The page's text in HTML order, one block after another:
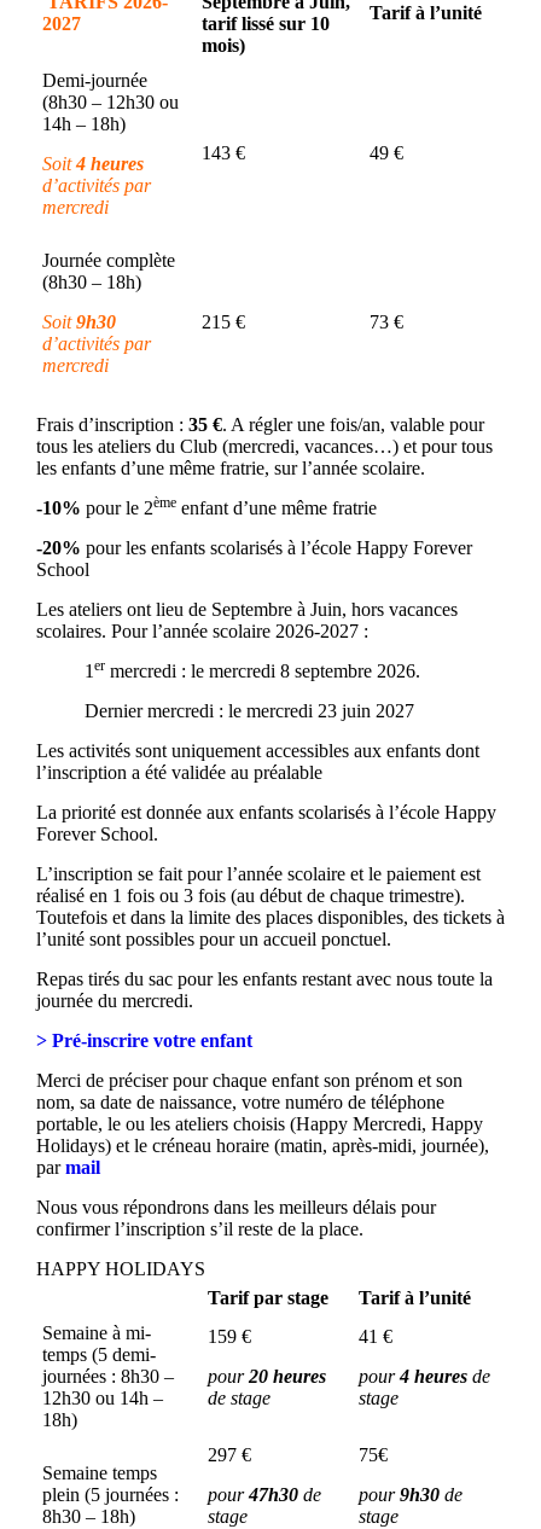
2027
tarif lissé sur 10
mois)
Tarif à l’unité
Demi-journée
(8h30 – 12h30 ou
14h – 18h)
Soit4 heures
d’activités par
mercredi
143 € 49 €
Journée complète
(8h30 – 18h)
Soit9h30
d’activités par
mercredi
215 € 73 €
Frais d’inscription : 35 €. A régler une fois/an, valable pour
tous les ateliers du Club (mercredi, vacances…) et pour tous
les enfants d’une même fratrie, sur l’année scolaire.
-10% pour le 2ème enfant d’une même fratrie
-20% pour les enfants scolarisés à l’école Happy Forever
School
Les ateliers ont lieu de Septembre à Juin, hors vacances
scolaires. Pour l’année scolaire 2026-2027 :
1 er mercredi : le mercredi 8 septembre 2026.
Dernier mercredi : le mercredi 23 juin 2027
Les activités sont uniquement accessibles aux enfants dont
l’inscription a été validée au préalable
La priorité est donnée aux enfants scolarisés à l’école Happy
Forever School.
L’inscription se fait pour l’année scolaire et le paiement est
réalisé en 1 fois ou 3 fois (au début de chaque trimestre).
Toutefois et dans la limite des places disponibles, des tickets à
l’unité sont possibles pour un accueil ponctuel.
Repas tirés du sac pour les enfants restant avec nous toute la
journée du mercredi.
> Pré-inscrire votre enfant
Merci de préciser pour chaque enfant son prénom et son
nom, sa date de naissance, votre numéro de téléphone
portable, le ou les ateliers choisis (Happy Mercredi, Happy
Holidays) et le créneau horaire (matin, après-midi, journée),
parmail
Nous vous répondrons dans les meilleurs délais pour
confirmer l’inscription s’il reste de la place.
HAPPY HOLIDAYS
Tarif par stage
Tarif à l’unité
Semaine à mi-
temps (5 demi-
journées : 8h30 –
12h30 ou 14h –
18h)
159 €
pour20 heures
de stage
41 €
pour4 heures de
stage
Semaine temps
plein (5 journées :
8h30 – 18h)
297 €
pour47h30 de
stage
75€
pour9h30 de
stage